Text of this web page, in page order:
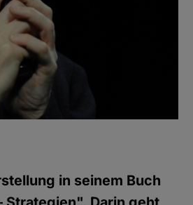
in seinem Buch